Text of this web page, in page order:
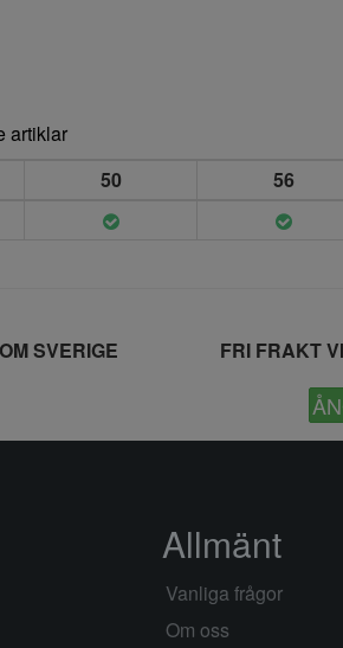
artiklar
50 56
SVERIGE FRI FRAKT
Allmänt
Vanliga frågor
Om oss